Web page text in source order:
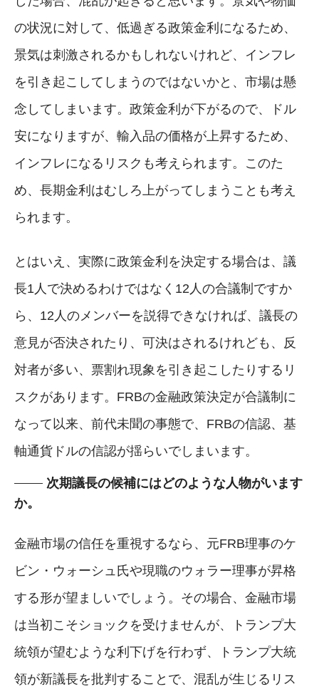
の状況に対して、低過ぎる政策金利になるため、
景気は刺激されるかもしれないけれど、インフレ
を引き起こしてしまうのではないかと、市場は懸
念してしまいます。政策金利が下がるので、ドル
安になりますが、輸入品の価格が上昇するため、
インフレになるリスクも考えられます。このた
め、長期金利はむしろ上がってしまうことも考え
られます。
とはいえ、実際に政策金利を決定する場合は、議
長1人で決めるわけではなく12人の合議制ですか
ら、12人のメンバーを説得できなければ、議長の
意見が否決されたり、可決はされるけれども、反
対者が多い、票割れ現象を引き起こしたりするリ
スクがあります。FRBの金融政策決定が合議制に
なって以来、前代未聞の事態で、FRBの信認、基
軸通貨ドルの信認が揺らいでしまいます。
次期議長の候補にはどのような人物がいます
か。
金融市場の信任を重視するなら、元FRB理事のケ
ビン・ウォーシュ氏や現職のウォラー理事が昇格
する形が望ましいでしょう。その場合、金融市場
は当初こそショックを受けませんが、トランプ大
統領が望むような利下げを行わず、トランプ大統
領が新議長を批判することで、混乱が生じるリス